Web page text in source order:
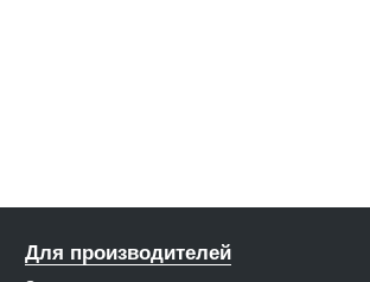
Для производителей